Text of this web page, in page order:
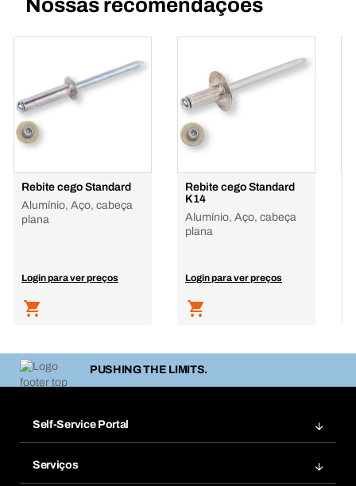
Nossas recomendações
Rebite cego Standard
Alumínio, Aço, cabeça
plana
Login para ver preços
Rebite cego Standard
K14
Alumínio, Aço, cabeça
plana
Login para ver preços
PUSHING THE LIMITS.
Self-Service Portal
Serviços